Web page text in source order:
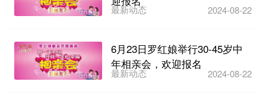
最新动态 2024-08-22
6月23日罗红娘举行30-45岁中
年相亲会，欢迎报名
最新动态 2024-08-22